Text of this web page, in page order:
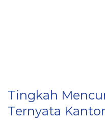
Tingkah
Ternyata